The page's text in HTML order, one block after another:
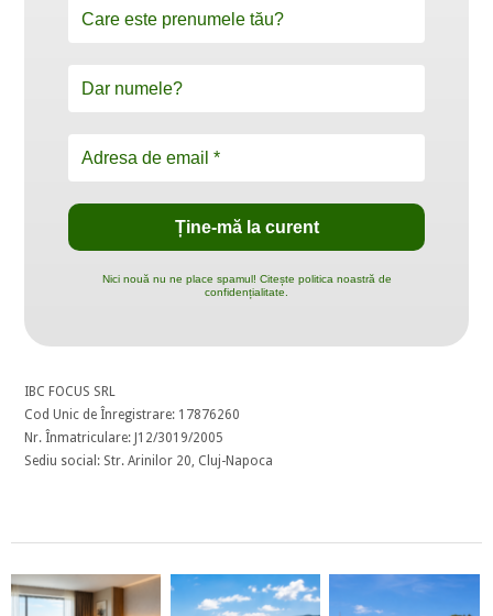
Nici nouă nu ne place spamul! Citește politica noastră de
confidențialitate.
IBC FOCUS SRL
Cod Unic de Înregistrare: 17876260
Nr. Înmatriculare: J12/3019/2005
Sediu social: Str. Arinilor 20, Cluj-Napoca